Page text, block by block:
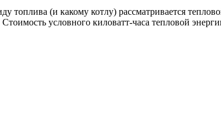
топлива (и какому котлу) рассматривается
условного киловатт-часа тепловой